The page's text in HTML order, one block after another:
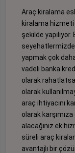
Araç kiralama
kiralama
şekilde
yapmak çok
vadeli banka
olarak
olarak
araç ihtiyacını
olarak
alacağınız ek
süreli araç
avantajlı bir